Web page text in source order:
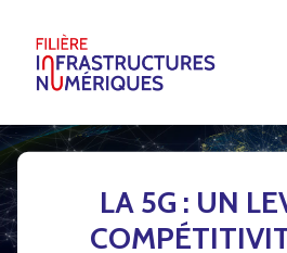
content
LA 5G : UN